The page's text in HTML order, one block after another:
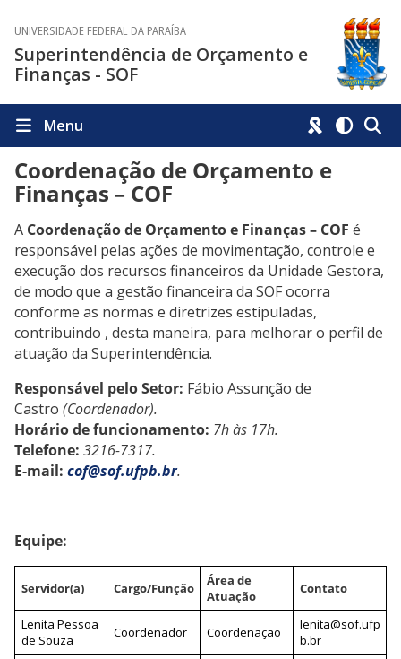
UNIVERSIDADE FEDERAL DA PARAÍBA
Superintendência de Orçamento e
Finanças - SOF
Menu
Coordenação de Orçamento e
Finanças – COF
A Coordenação de Orçamento e Finanças – COF é
responsável pelas ações de movimentação, controle e
execução dos recursos financeiros da Unidade Gestora,
de modo que a gestão financeira da SOF ocorra
conforme as normas e diretrizes estipuladas,
contribuindo , desta maneira, para melhorar o perfil de
atuação da Superintendência.
Responsável pelo Setor: Fábio Assunção de
Castro (Coordenador).
Horário de funcionamento: 7h às 17h.
Telefone: 3216-7317.
E-mail: cof@sof.ufpb.br.
Equipe:
Servidor(a) Cargo/Função
Área de
Atuação
Contato
Lenita Pessoa
de Souza
Coordenador Coordenação
lenita@sof.ufp
b.br